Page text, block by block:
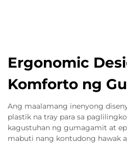
Ergonomic
Komforto ng
Ang maalamang inenyong
plastik na tray para sa
kagustuhan ng gumagamit at
mabuti nang kontudong hawak